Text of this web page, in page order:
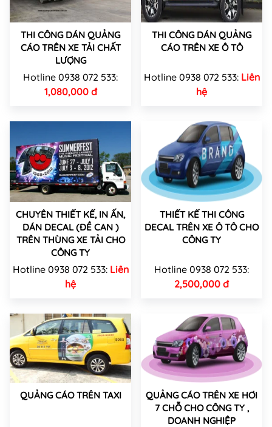
THI CÔNG DÁN QUẢNG
CÁO TRÊN XE TẢI CHẤT
LƯỢNG
Hotline 0938 072 533:
1,080,000 đ
THI CÔNG DÁN QUẢNG
CÁO TRÊN XE Ô TÔ
Hotline 0938 072 533: Liên
hệ
CHUYÊN THIẾT KẾ, IN ẤN,
DÁN DECAL (ĐỀ CAN )
TRÊN THÙNG XE TẢI CHO
CÔNG TY
Hotline 0938 072 533: Liên
hệ
THIẾT KẾ THI CÔNG
DECAL TRÊN XE Ô TÔ CHO
CÔNG TY
Hotline 0938 072 533:
2,500,000 đ
QUẢNG CÁO TRÊN TAXI
QUẢNG CÁO TRÊN XE HƠI
7 CHỖ CHO CÔNG TY ,
DOANH NGHIỆP